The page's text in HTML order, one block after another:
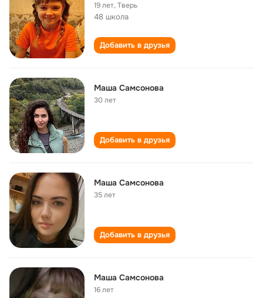
19 лет,Тверь
48 школа
Добавить в друзья
Маша Самсонова
30 лет
Добавить в друзья
Маша Самсонова
35 лет
Добавить в друзья
Маша Самсонова
16 лет